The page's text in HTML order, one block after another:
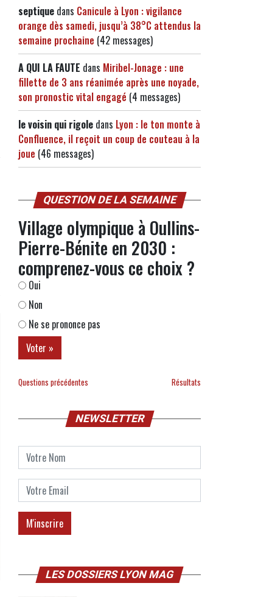
septique dans Canicule à Lyon : vigilance
orange dès samedi, jusqu’à 38°C attendus la
semaine prochaine (42 messages)
A QUI LA FAUTE dans Miribel-Jonage : une
fillette de 3 ans réanimée après une noyade,
son pronostic vital engagé (4 messages)
le voisin qui rigole dans Lyon : le ton monte à
Confluence, il reçoit un coup de couteau à la
joue (46 messages)
QUESTION DE LA SEMAINE
Village olympique à Oullins-
Pierre-Bénite en 2030 :
comprenez-vous ce choix ?
Oui
Non
Ne se prononce pas
Questions précédentes Résultats
NEWSLETTER
LES DOSSIERS LYON MAG